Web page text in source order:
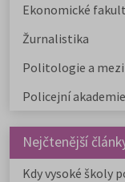
Ekonomické
Žurnalistika
Politologie a
Policejní akademie
Nejčtenější
Kdy vysoké školy